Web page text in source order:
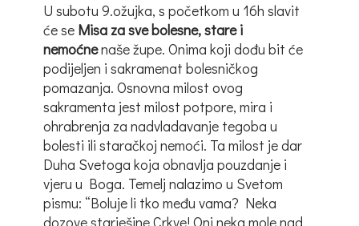
U subotu 9.ožujka, s početkom u 16h slavit
će se Misa za sve bolesne, stare i
nemoćnenaše župe. Onima koji dođu bit će
podijeljen i sakramenat bolesničkog
pomazanja. Osnovna milost ovog
sakramenta jest milost potpore, mira i
ohrabrenja za nadvladavanje tegoba u
bolesti ili staračkoj nemoći. Ta milost je dar
Duha Svetoga koja obnavlja pouzdanje i
vjeru u Boga. Temelj nalazimo u Svetom
pismu: “Boluje li tko među vama? Neka
dozove starješine Crkve! Oni neka mole nad